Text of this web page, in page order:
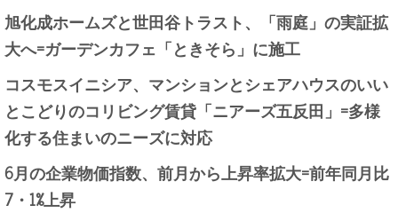
旭化成ホームズと世田谷トラスト、「雨庭」の実証拡
大へ=ガーデンカフェ「ときそら」に施工
コスモスイニシア、マンションとシェアハウスのいい
とこどりのコリビング賃貸「ニアーズ五反田」=多様
化する住まいのニーズに対応
6月の企業物価指数、前月から上昇率拡大=前年同月比
7・1%上昇